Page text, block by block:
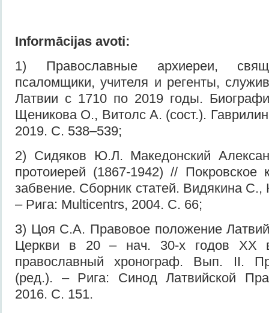
Informācijas avoti:
1) Православные архиереи,
псаломщики, учителя и регенты,
Латвии с 1710 по 2019 годы.
Щеникова О., Витолс А. (сост.).
2019. С. 538–539;
2) Сидяков Ю.Л. Македонский
протоиерей (1867-1942) //
забвение. Сборник статей. Видякина С.,
– Рига: Multicentrs, 2004. С. 66;
3) Цоя С.А. Правовое положение
Церкви в 20 – нач. 30-х годов XX
православный хронограф. Вып. II.
(ред.). – Рига: Синод Латвийской
2016. С. 151.